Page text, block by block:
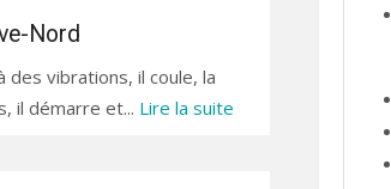
Nord
vibrations, il coule, la
il démarre et... Lire la suite